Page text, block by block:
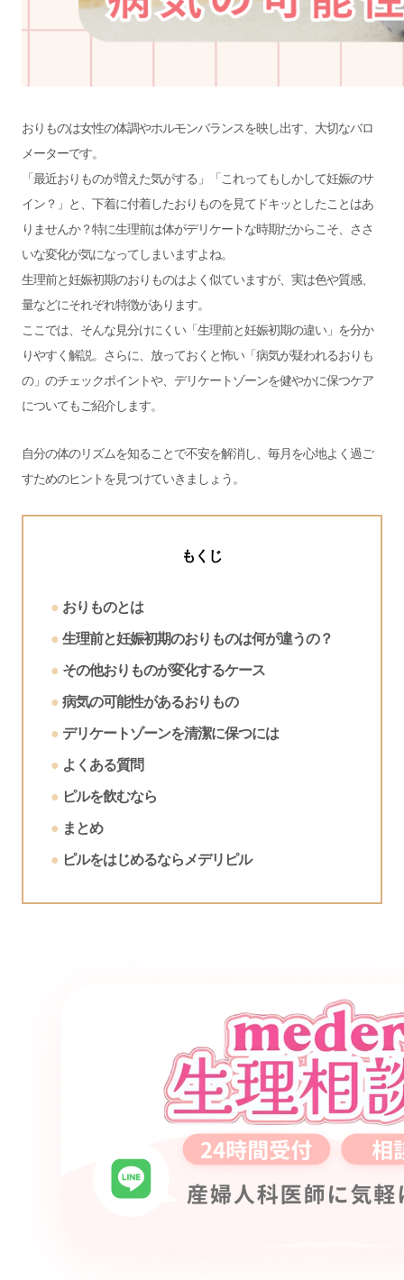
おりものは女性の体調やホルモンバランスを映し出す、大切なバロ
メーターです。
「最近おりものが増えた気がする」「これってもしかして妊娠のサ
イン？」と、下着に付着したおりものを見てドキッとしたことはあ
りませんか？特に生理前は体がデリケートな時期だからこそ、ささ
いな変化が気になってしまいますよね。
生理前と妊娠初期のおりものはよく似ていますが、実は色や質感、
量などにそれぞれ特徴があります。
ここでは、そんな見分けにくい「生理前と妊娠初期の違い」を分か
りやすく解説。さらに、放っておくと怖い「病気が疑われるおりも
の」のチェックポイントや、デリケートゾーンを健やかに保つケア
についてもご紹介します。
自分の体のリズムを知ることで不安を解消し、毎月を心地よく過ご
すためのヒントを見つけていきましょう。
もくじ
おりものとは
生理前と妊娠初期のおりものは何が違うの？
その他おりものが変化するケース
病気の可能性があるおりもの
デリケートゾーンを清潔に保つには
よくある質問
ピルを飲むなら
まとめ
ピルをはじめるならメデリピル